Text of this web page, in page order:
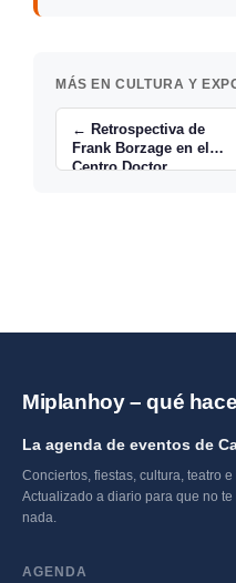
MÁS EN CULTURA Y
← Retrospectiva de
Frank Borzage en el
Centro Doctor
Miplanhoy – qué
La agenda de eventos de
Conciertos, fiestas, cultura, teatro
Actualizado a diario para que no
nada.
AGENDA